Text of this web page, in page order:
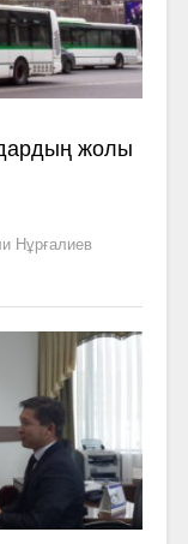
жолы
Нұрғалиев